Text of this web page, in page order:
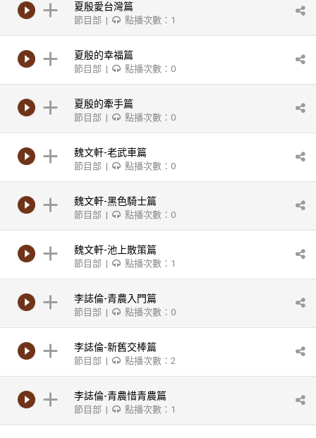
夏殷愛台灣篇
節目部 | 點播次數：1
夏殷的幸福篇
節目部 | 點播次數：0
夏殷的牽手篇
節目部 | 點播次數：0
魏文軒-老武車篇
節目部 | 點播次數：0
魏文軒-黑色騎士篇
節目部 | 點播次數：0
魏文軒-池上散策篇
節目部 | 點播次數：1
李誌倫-青農入門篇
節目部 | 點播次數：0
李誌倫-新舊交棒篇
節目部 | 點播次數：2
李誌倫-青農惜青農篇
節目部 | 點播次數：1